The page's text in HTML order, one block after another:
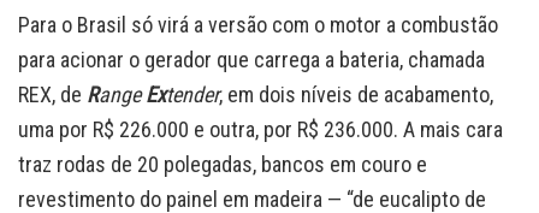
Para o Brasil só virá a versão com o motor a combustão
para acionar o gerador que carrega a bateria, chamada
REX, de RangeExtender, em dois níveis de acabamento,
uma por R$ 226.000 e outra, por R$ 236.000. A mais cara
traz rodas de 20 polegadas, bancos em couro e
revestimento do painel em madeira — “de eucalipto de